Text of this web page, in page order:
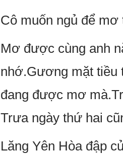
Cô muốn ngủ để
Mơ được cùng anh
nhớ.Gương mặt tiều
đang được mơ
Trưa ngày thứ hai
Lăng Yên Hòa đập